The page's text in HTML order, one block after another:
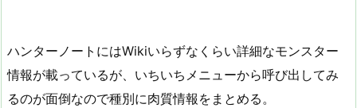
ハンターノートにはWikiいらずなくらい詳細なモンスター
情報が載っているが、いちいちメニューから呼び出してみ
るのが面倒なので種別に肉質情報をまとめる。